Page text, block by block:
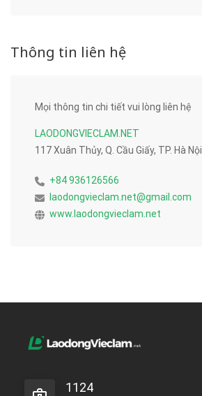
Thông tin liên hệ
Mọi thông tin chi tiết vui lòng liên hệ
LAODONGVIECLAM.NET
117 Xuân Thủy, Q. Cầu Giấy, TP. Hà Nội
+84 936126566
laodongvieclam.net@gmail.com
www.laodongvieclam.net
1124